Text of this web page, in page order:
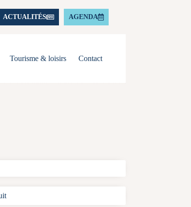
ACTUALITÉS AGENDA
Tourisme & loisirs Contact